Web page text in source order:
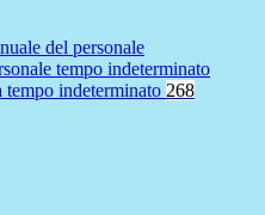
del personale
tempo indeterminato
tempo indeterminato 268